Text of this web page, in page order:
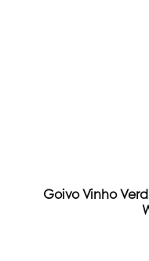
Goivo Vinho